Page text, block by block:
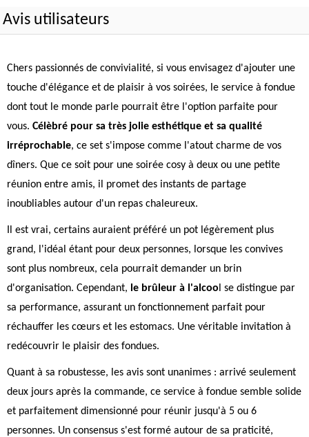
Avis utilisateurs
Chers passionnés de convivialité, si vous envisagez d'ajouter une
touche d'élégance et de plaisir à vos soirées, le service à fondue
dont tout le monde parle pourrait être l'option parfaite pour
vous. Célèbré pour sa très jolie esthétique et sa qualité
irréprochable, ce set s'impose comme l'atout charme de vos
dîners. Que ce soit pour une soirée cosy à deux ou une petite
réunion entre amis, il promet des instants de partage
inoubliables autour d'un repas chaleureux.
Il est vrai, certains auraient préféré un pot légèrement plus
grand, l'idéal étant pour deux personnes, lorsque les convives
sont plus nombreux, cela pourrait demander un brin
d'organisation. Cependant, le brûleur à l'alcoo l se distingue par
sa performance, assurant un fonctionnement parfait pour
réchauffer les cœurs et les estomacs. Une véritable invitation à
redécouvrir le plaisir des fondues.
Quant à sa robustesse, les avis sont unanimes : arrivé seulement
deux jours après la commande, ce service à fondue semble solide
et parfaitement dimensionné pour réunir jusqu'à 5 ou 6
personnes. Un consensus s'est formé autour de sa praticité,